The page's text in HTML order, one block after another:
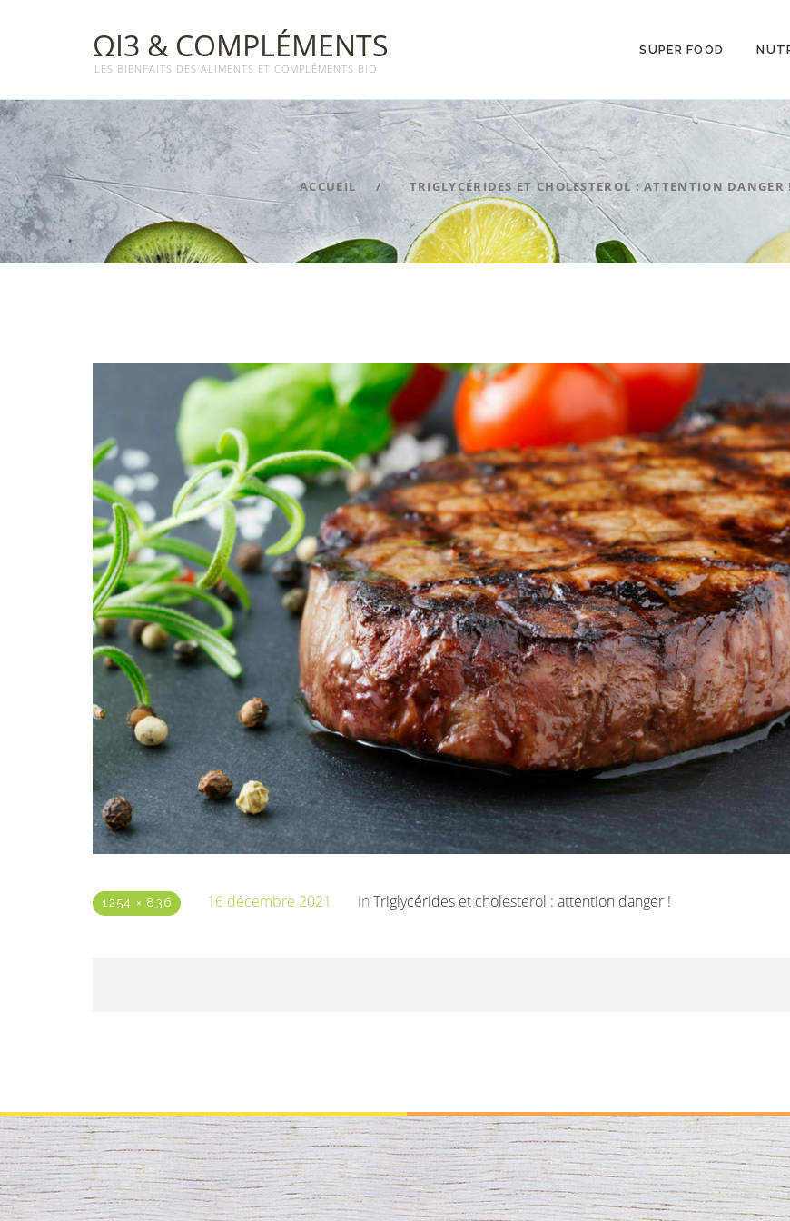
ΩΙ3 & COMPLÉMENTS
LES BIENFAITS DES ALIMENTS ET COMPLÉMENTS BIO
SUPER FOOD
ACCUEIL TRIGLYCÉRIDES ET CHOLESTEROL : ATTENTION DANGER !
1254 × 836 16 décembre 2021 inTriglycérides et cholesterol : attention danger !